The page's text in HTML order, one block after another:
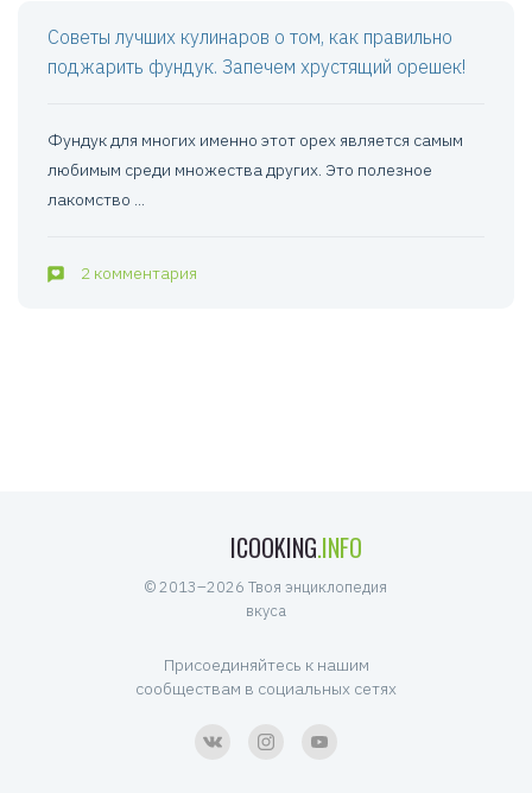
Советы лучших кулинаров о том, как правильно
поджарить фундук. Запечем хрустящий орешек!
Фундук для многих именно этот орех является самым
любимым среди множества других. Это полезное
лакомство ...
2 комментария
ICOOKING.INFO
© 2013–2026 Твоя энциклопедия
вкуса
Присоединяйтесь к нашим
сообществам в социальных сетях